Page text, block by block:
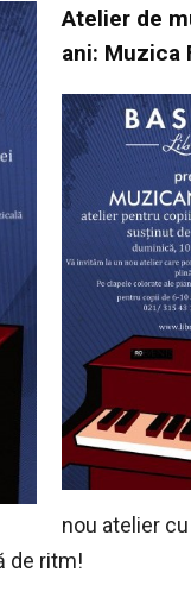
Atelier de
ani: Muzica
nou atelier
de ritm!